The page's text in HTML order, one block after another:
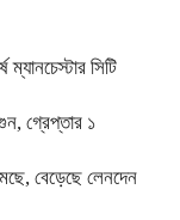
ম্যানচেস্টার সিটি
গ্রেপ্তার ১
বেড়েছে লেনদেন